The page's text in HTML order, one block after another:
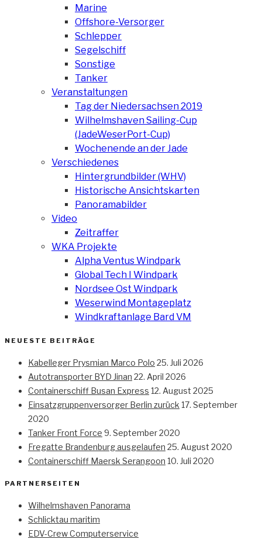
Marine
Offshore-Versorger
Schlepper
Segelschiff
Sonstige
Tanker
Veranstaltungen
Tag der Niedersachsen 2019
Wilhelmshaven Sailing-Cup
(JadeWeserPort-Cup)
Wochenende an der Jade
Verschiedenes
Hintergrundbilder (WHV)
Historische Ansichtskarten
Panoramabilder
Video
Zeitraffer
WKA Projekte
Alpha Ventus Windpark
Global Tech I Windpark
Nordsee Ost Windpark
Weserwind Montageplatz
Windkraftanlage Bard VM
NEUESTE BEITRÄGE
Kabelleger Prysmian Marco Polo 25. Juli 2026
Autotransporter BYD Jinan 22. April 2026
Containerschiff Busan Express 12. August 2025
Einsatzgruppenversorger Berlin zurück 17. September
2020
Tanker Front Force 9. September 2020
Fregatte Brandenburg ausgelaufen 25. August 2020
Containerschiff Maersk Serangoon 10. Juli 2020
PARTNERSEITEN
Wilhelmshaven Panorama
Schlicktau maritim
EDV-Crew Computerservice